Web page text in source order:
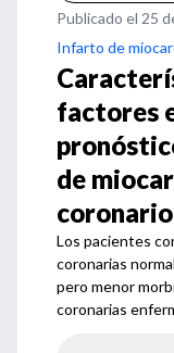
Publicado el 25
Infarto de
factores
de
Los pacientes
coronarias
pero menor
coronarias